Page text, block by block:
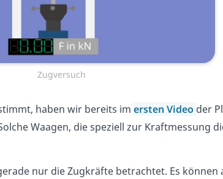
Zugversuch
haben wir bereits im ersten Video der
Waagen, die speziell zur Kraftmessung
nur die Zugkräfte betrachtet. Es können